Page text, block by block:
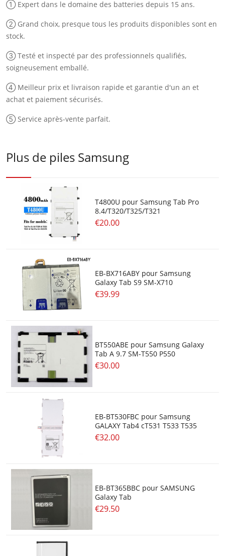
① Expert dans le domaine des batteries depuis 15 ans.
② Grand choix, presque tous les produits disponibles sont en
stock.
③ Testé et inspecté par des professionnels qualifiés,
soigneusement emballé.
④ Meilleur prix et livraison rapide et garantie d'un an et
achat et paiement sécurisés.
⑤ Service après-vente parfait.
Plus de piles Samsung
T4800U pour Samsung Tab Pro
8.4/T320/T325/T321
€20.00
EB-BX716ABY pour Samsung
Galaxy Tab S9 SM-X710
€39.99
BT550ABE pour Samsung Galaxy
Tab A 9.7 SM-T550 P550
€30.00
EB-BT530FBC pour Samsung
GALAXY Tab4 cT531 T533 T535
€32.00
EB-BT365BBC pour SAMSUNG
Galaxy Tab
€29.50